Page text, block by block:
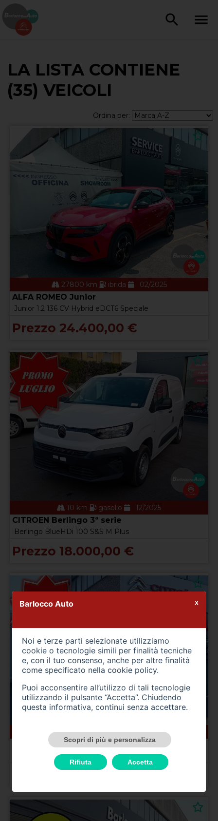
LA LISTA CONTIENE
(35) VEICOLI
Ordina per:
27800 km ibrida 02/2025
ALFA ROMEO Junior
Junior 1.2 136 CV Hybrid eDCT6 Speciale
Prezzo 24.400,00 €
10 km gasolio 12/2025
CITROEN Berlingo 3ª serie
Berlingo BlueHDi 100 S&S M Plus
Prezzo 18.000,00 €
10 km gasolio 12/2025
CITROEN Berlingo 3ª serie
Berlingo BlueHDi 100 S&S Combi M Plus
Barlocco Auto
Noi e terze parti selezionate utilizziamo
cookie o tecnologie simili per finalità tecniche
e, con il tuo consenso, anche per altre finalità
come specificato nella cookie policy.
Puoi acconsentire all’utilizzo di tali tecnologie
utilizzando il pulsante “Accetta”. Chiudendo
questa informativa, continui senza accettare.
Scopri di più e personalizza
Rifiuta Accetta
X